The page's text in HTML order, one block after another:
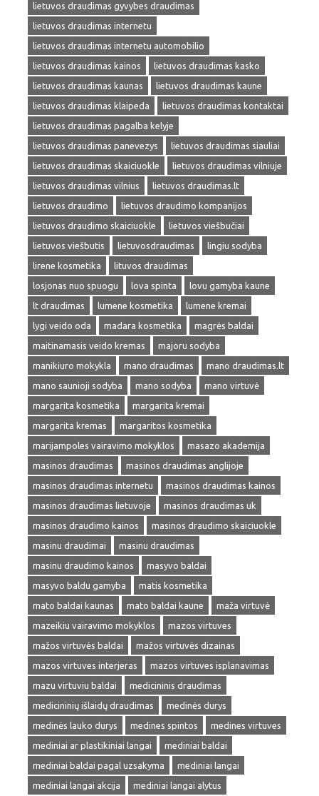
lietuvos draudimas gyvybes draudimas
lietuvos draudimas internetu
lietuvos draudimas internetu automobilio
lietuvos draudimas kainos
lietuvos draudimas kasko
lietuvos draudimas kaunas
lietuvos draudimas kaune
lietuvos draudimas klaipeda
lietuvos draudimas kontaktai
lietuvos draudimas pagalba kelyje
lietuvos draudimas panevezys
lietuvos draudimas siauliai
lietuvos draudimas skaiciuokle
lietuvos draudimas vilniuje
lietuvos draudimas vilnius
lietuvos draudimas.lt
lietuvos draudimo
lietuvos draudimo kompanijos
lietuvos draudimo skaiciuokle
lietuvos viešbučiai
lietuvos viešbutis
lietuvosdraudimas
lingiu sodyba
lirene kosmetika
lituvos draudimas
losjonas nuo spuogu
lova spinta
lovu gamyba kaune
lt draudimas
lumene kosmetika
lumene kremai
lygi veido oda
madara kosmetika
magrės baldai
maitinamasis veido kremas
majoru sodyba
manikiuro mokykla
mano draudimas
mano draudimas.lt
mano saunioji sodyba
mano sodyba
mano virtuvė
margarita kosmetika
margarita kremai
margarita kremas
margaritos kosmetika
marijampoles vairavimo mokyklos
masazo akademija
masinos draudimas
masinos draudimas anglijoje
masinos draudimas internetu
masinos draudimas kainos
masinos draudimas lietuvoje
masinos draudimas uk
masinos draudimo kainos
masinos draudimo skaiciuokle
masinu draudimai
masinu draudimas
masinu draudimo kainos
masyvo baldai
masyvo baldu gamyba
matis kosmetika
mato baldai kaunas
mato baldai kaune
maža virtuvė
mazeikiu vairavimo mokyklos
mazos virtuves
mažos virtuvės baldai
mažos virtuvės dizainas
mazos virtuves interjeras
mazos virtuves isplanavimas
mazu virtuviu baldai
medicininis draudimas
medicininių išlaidų draudimas
medinės durys
medinės lauko durys
medines spintos
medines virtuves
mediniai ar plastikiniai langai
mediniai baldai
mediniai baldai pagal uzsakyma
mediniai langai
mediniai langai akcija
mediniai langai alytus